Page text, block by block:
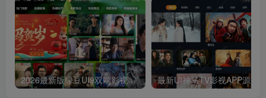
2026最新版绿豆UI9双端影视APP源码